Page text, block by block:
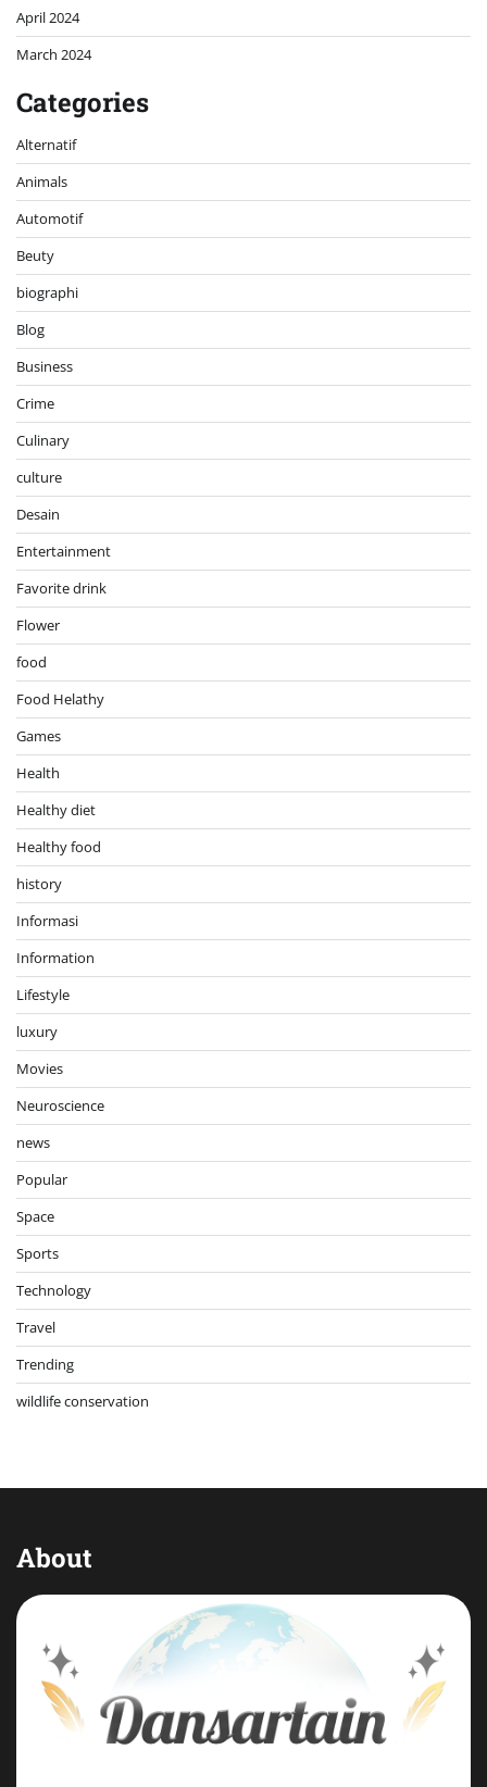
April 2024
March 2024
Categories
Alternatif
Animals
Automotif
Beuty
biographi
Blog
Business
Crime
Culinary
culture
Desain
Entertainment
Favorite drink
Flower
food
Food Helathy
Games
Health
Healthy diet
Healthy food
history
Informasi
Information
Lifestyle
luxury
Movies
Neuroscience
news
Popular
Space
Sports
Technology
Travel
Trending
wildlife conservation
About